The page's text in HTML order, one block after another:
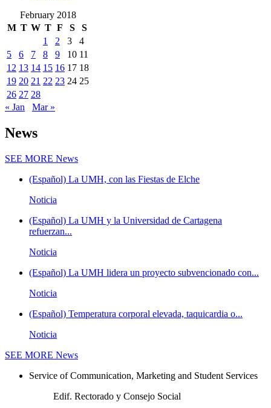
February 2018
M T W T F S
S
1
2 3
4
5
6 7 8 9 10 11
12 13 14 15 16 17 18
19 20 21 22 23 24 25
26 27 28
« Jan
Mar »
News
SEE MORE News
(Español) La UMH, con las Fiestas de Elche
Noticia
(Español) La UMH y la Universidad de Cartagena
refuerzan...
Noticia
(Español) La UMH lidera un proyecto subvencionado con...
Noticia
(Español) Temperatura corporal elevada, taquicardia o...
Noticia
SEE MORE News
Service of Communication, Marketing and Student Services
Edif. Rectorado y Consejo Social